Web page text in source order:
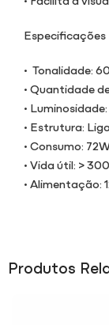
Especificações
• Tonalidade:
• Quantidade
•
• Estrutura:
• Consumo:
• Vida útil: >
• Alimentação:
Produtos